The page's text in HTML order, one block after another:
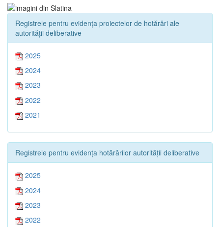
Registrele pentru evidența proiectelor de hotărâri ale
autorității deliberative
2025
2024
2023
2022
2021
Registrele pentru evidența hotărârilor autorității deliberative
2025
2024
2023
2022